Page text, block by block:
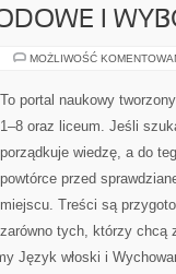
I
MOŻLIWOŚĆ
To portal naukowy
1–8 oraz liceum. Jeśli
porządkuje wiedzę, a do
powtórce przed
miejscu. Treści są
zarówno tych, którzy chcą
Język włoski i